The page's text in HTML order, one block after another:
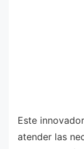
Este
atender las